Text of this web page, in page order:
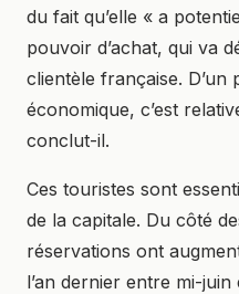
du fait qu’elle « a
pouvoir d’achat, qui va
clientèle française.
économique, c’est
conclut-il.
Ces touristes sont
de la capitale. Du côté
réservations ont
l’an dernier entre mi-juin